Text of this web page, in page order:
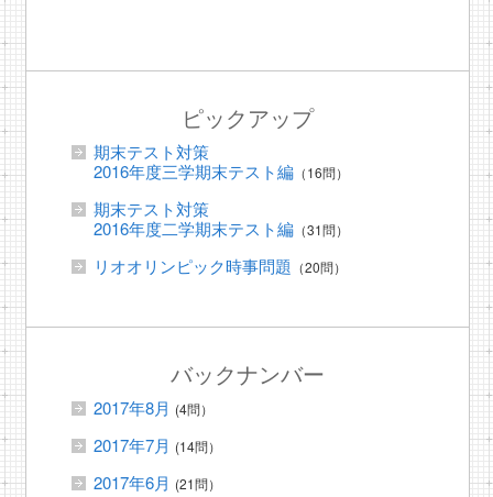
ピックアップ
期末テスト対策
2016年度三学期末テスト編（16問）
期末テスト対策
2016年度二学期末テスト編（31問）
リオオリンピック時事問題 （20問）
バックナンバー
2017年8月 (4問）
2017年7月 (14問）
2017年6月 (21問）